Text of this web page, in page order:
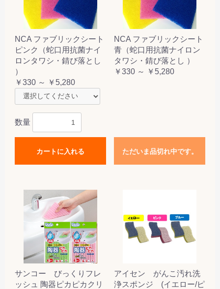
NCA ファブリックシート
ピンク（蛇口用抗菌ナイ
ロンタワシ・錆び落とし
）
￥330 ～ ￥5,280
数量
カートに入れる
NCA ファブリックシート
青（蛇口用抗菌ナイロン
タワシ・錆び落とし ）
￥330 ～ ￥5,280
ただいま品切れ中です。
サンコー びっくりフレ
ッシュ 陶器ピカピカクリ
アイセン がんこ汚れ洗
浄スポンジ (イエロー/ピ